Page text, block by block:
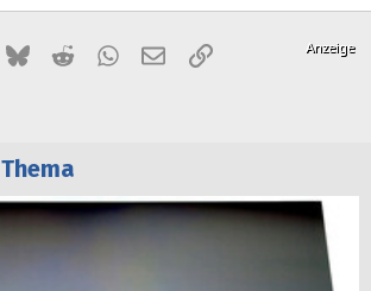
(Twitter)
BlueskyRedditWhatsApp
E-MailLink